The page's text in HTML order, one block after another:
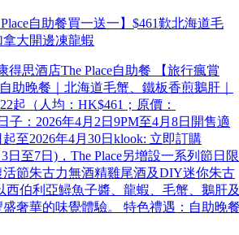
自助餐買一送一】$461歎北海道毛
大開邊凍龍蝦
得思酒店The Place自助餐 【旅行瘋賞
助晚餐｜北海道毛蟹、鐵板香煎鵝肝｜
起（人均：HK$461；原價：
子：2026年4月2日9PM至4月8日開售適
至2026年4月30日klook: 立即訂購
日至7日)，The Place另增設一系列節日限
節朱古力無酒精雞尾酒及DIY迷你朱古
西伯利亞鱘魚子醬、龍蝦、毛蟹、鵝肝
奢華的味覺體驗。 特色禮遇：自助晚